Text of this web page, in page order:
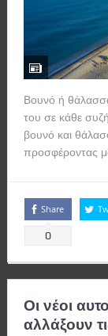
Βουνό ή
του σε κάθε
βουνό και
προσφέροντας
Share
0
Οι νέοι
αλλάξουν